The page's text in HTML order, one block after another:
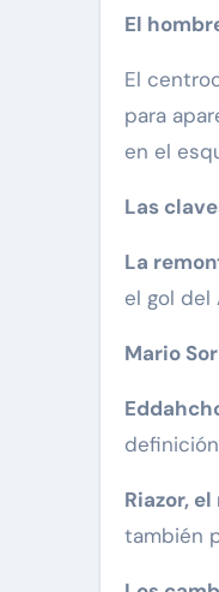
El
El
para
en el
Las
La
el gol del
Mario
Riazor,
también